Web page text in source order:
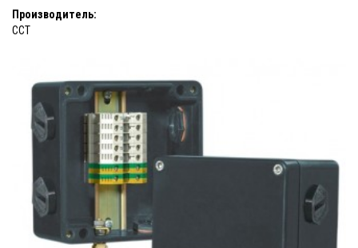
Производитель:
ССТ